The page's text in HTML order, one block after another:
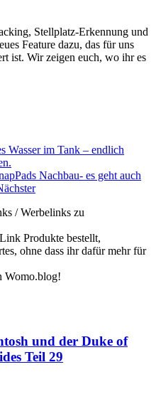
Stellplatz-Erkennung und
Feature dazu, das für uns
ist. Wir zeigen euch, wo ihr es
Wasser im Tank – endlich
Nachbau- es geht auch
/ Werbelinks zu
Produkte bestellt,
ohne dass ihr dafür mehr für
Womo.blog!
und der Duke of
Teil 29